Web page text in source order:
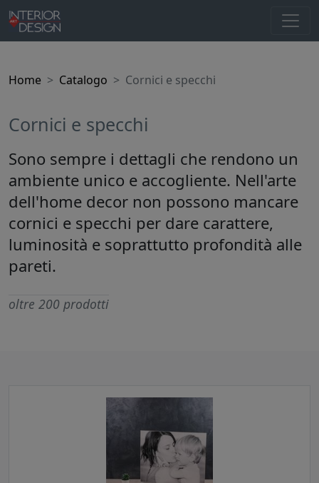
Home Catalogo Cornici e specchi
Cornici e specchi
Sono sempre i dettagli che rendono un
ambiente unico e accogliente. Nell'arte
dell'home decor non possono mancare
cornici e specchi per dare carattere,
luminosità e soprattutto profondità alle
pareti.
oltre 200 prodotti